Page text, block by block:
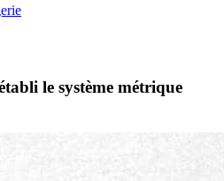
le système métrique